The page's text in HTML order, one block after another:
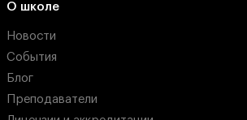
О школе
Новости
События
Блог
Преподаватели